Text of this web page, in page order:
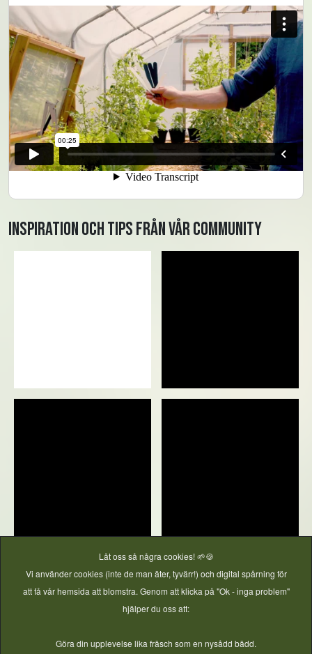
Inspiration och tips från vår community
Låt oss så några cookies! 🌱🍪
Vi använder cookies (inte de man äter, tyvärr!) och digital spårning för
att få vår hemsida att blomstra. Genom att klicka på "Ok - inga problem"
hjälper du oss att:
Göra din upplevelse lika fräsch som en nysådd bädd.